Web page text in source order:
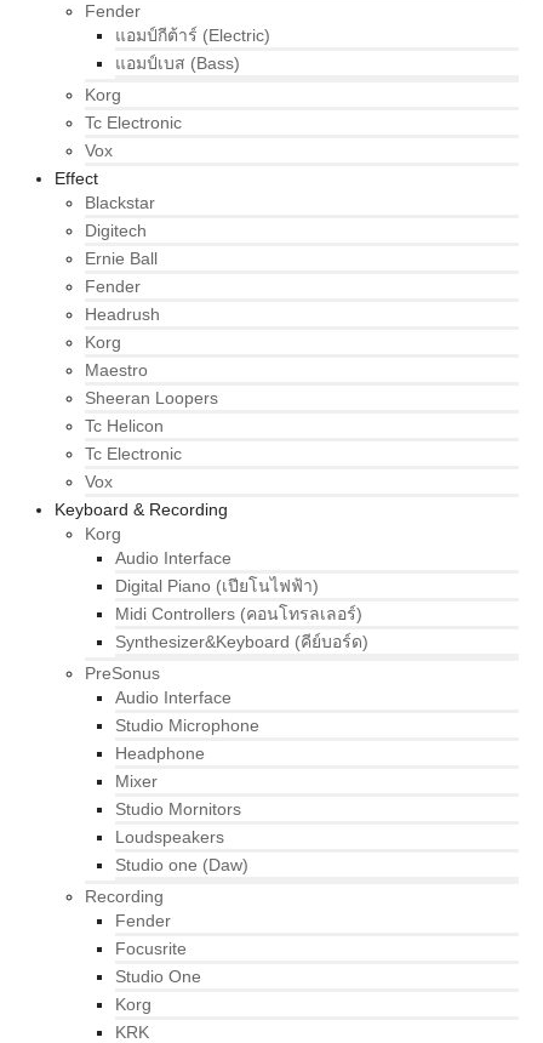
Fender
แอมป์กีต้าร์ (Electric)
แอมป์เบส (Bass)
Korg
Tc Electronic
Vox
Effect
Blackstar
Digitech
Ernie Ball
Fender
Headrush
Korg
Maestro
Sheeran Loopers
Tc Helicon
Tc Electronic
Vox
Keyboard & Recording
Korg
Audio Interface
Digital Piano (เปียโนไฟฟ้า)
Midi Controllers (คอนโทรลเลอร์)
Synthesizer&Keyboard (คีย์บอร์ด)
PreSonus
Audio Interface
Studio Microphone
Headphone
Mixer
Studio Mornitors
Loudspeakers
Studio one (Daw)
Recording
Fender
Focusrite
Studio One
Korg
KRK